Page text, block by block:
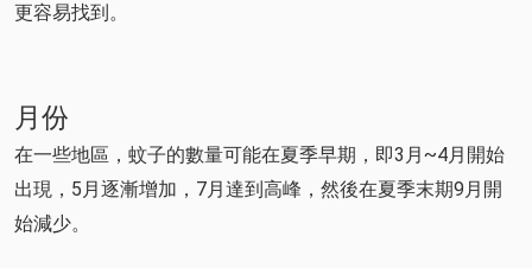
更容易找到。
月份
在一些地區，蚊子的數量可能在夏季早期，即3月~4月開始
出現，5月逐漸增加，7月達到高峰，然後在夏季末期9月開
始減少。